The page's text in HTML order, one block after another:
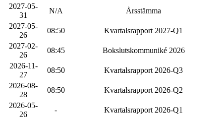
2027-05-
31
N/A
Årsstämma
2027-05-
26
08:50
Kvartalsrapport 2027-Q1
2027-02-
26
08:45
Bokslutskommuniké 2026
2026-11-
27
08:50
Kvartalsrapport 2026-Q3
2026-08-
28
08:50
Kvartalsrapport 2026-Q2
2026-05-
26
-
Kvartalsrapport 2026-Q1